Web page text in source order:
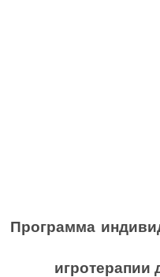
Программа
игротерапии